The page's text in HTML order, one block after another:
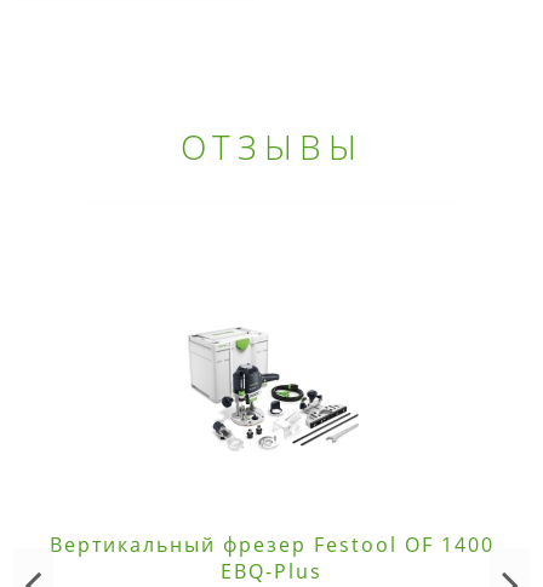
ОТЗЫВЫ
Вертикальный фрезер Festool OF 1400
EBQ-Plus